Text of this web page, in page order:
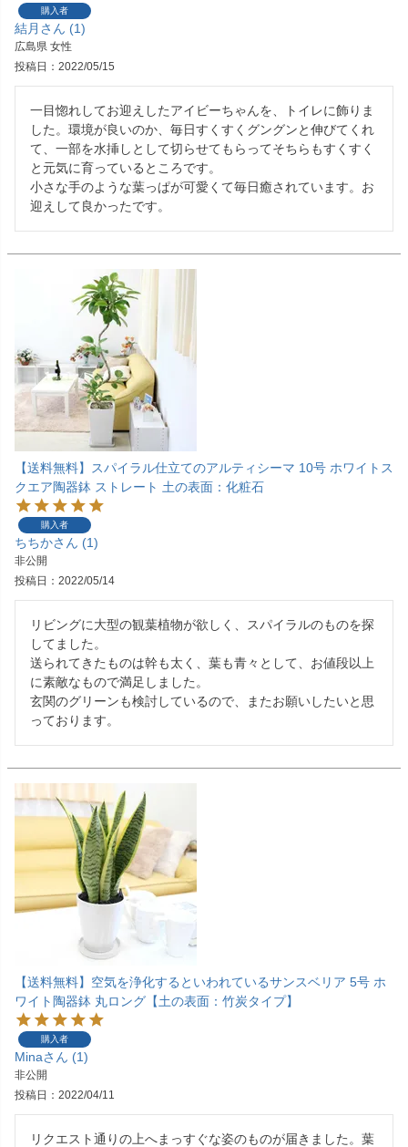
購入者
結月 1
広島県 女性
投稿日
2022/05/15
一目惚れしてお迎えしたアイビーちゃんを、トイレに飾りま
した。環境が良いのか、毎日すくすくグングンと伸びてくれ
て、一部を水挿しとして切らせてもらってそちらもすくすく
と元気に育っているところです。
小さな手のような葉っぱが可愛くて毎日癒されています。お
迎えして良かったです。
【送料無料】スパイラル仕立てのアルティシーマ 10号 ホワイトス
クエア陶器鉢 ストレート 土の表面：化粧石
購入者
ちちか 1
非公開
投稿日
2022/05/14
リビングに大型の観葉植物が欲しく、スパイラルのものを探
してました。
送られてきたものは幹も太く、葉も青々として、お値段以上
に素敵なもので満足しました。
玄関のグリーンも検討しているので、またお願いしたいと思
っております。
【送料無料】空気を浄化するといわれているサンスベリア 5号 ホ
ワイト陶器鉢 丸ロング【土の表面：竹炭タイプ】
購入者
Mina 1
非公開
投稿日
2022/04/11
リクエスト通りの上へまっすぐな姿のものが届きました。葉